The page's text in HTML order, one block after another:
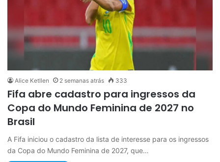
Alice Ketllen 2 semanas atrás 333
Fifa abre cadastro para ingressos da
Copa do Mundo Feminina de 2027 no
Brasil
A Fifa iniciou o cadastro da lista de interesse para os ingressos
da Copa do Mundo Feminina de 2027, que…